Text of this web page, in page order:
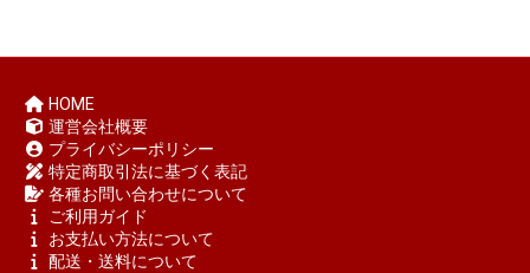
HOME
運営会社概要
プライバシーポリシー
特定商取引法に基づく表記
各種お問い合わせについて
ご利用ガイド
お支払い方法について
配送・送料について